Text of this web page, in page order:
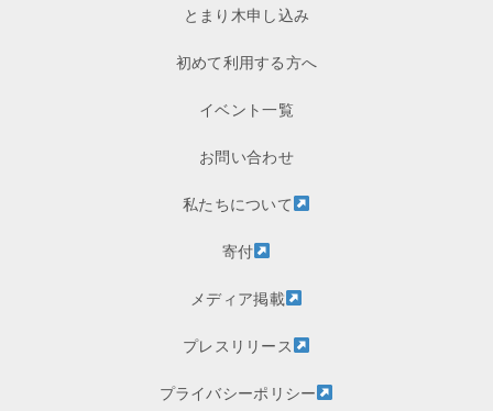
とまり木申し込み
初めて利用する方へ
イベント一覧
お問い合わせ
私たちについて
寄付
メディア掲載
プレスリリース
プライバシーポリシー